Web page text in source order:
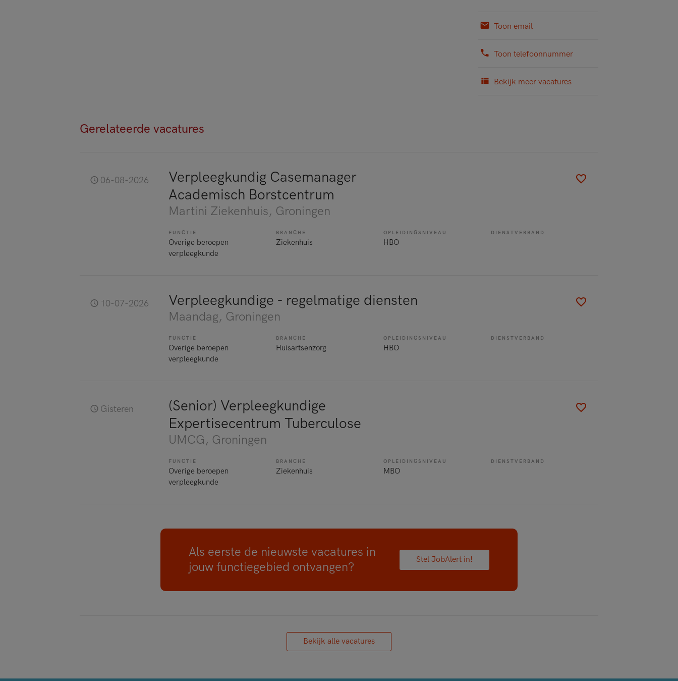
Toon email
Toon telefoonnummer
Bekijk meer vacatures
Gerelateerde vacatures
06-08-2026
Verpleegkundig Casemanager
Academisch Borstcentrum
Martini Ziekenhuis, Groningen
FUNCTIE
Overige beroepen
verpleegkunde
BRANCHE
Ziekenhuis
OPLEIDINGSNIVEAU
HBO
DIENSTVERBAND
10-07-2026 Verpleegkundige - regelmatige diensten
Maandag, Groningen
FUNCTIE
Overige beroepen
verpleegkunde
BRANCHE
Huisartsenzorg
OPLEIDINGSNIVEAU
HBO
DIENSTVERBAND
Gisteren
(Senior) Verpleegkundige
Expertisecentrum Tuberculose
UMCG, Groningen
FUNCTIE
Overige beroepen
verpleegkunde
BRANCHE
Ziekenhuis
OPLEIDINGSNIVEAU
MBO
DIENSTVERBAND
Als eerste de nieuwste vacatures in
jouw functiegebied ontvangen?
Stel JobAlert in!
Bekijk alle vacatures